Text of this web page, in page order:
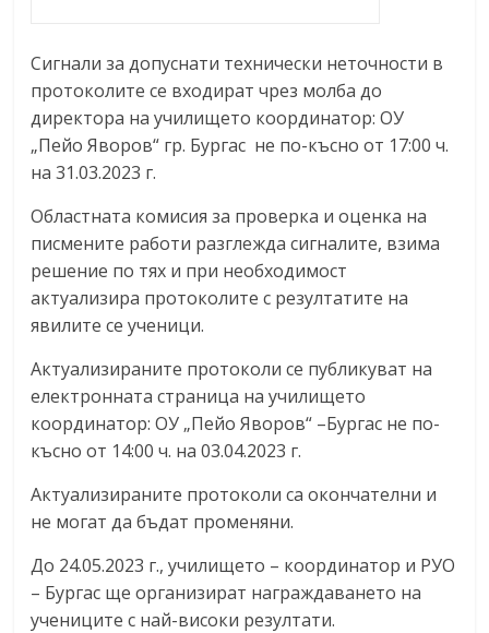
Сигнали за допуснати технически неточности в
протоколите се входират чрез молба до
директора на училището координатор: ОУ
„Пейо Яворов“ гр. Бургас не по-късно от 17:00 ч.
на 31.03.2023 г.
Областната комисия за проверка и оценка на
писмените работи разглежда сигналите, взима
решение по тях и при необходимост
актуализира протоколите с резултатите на
явилите се ученици.
Актуализираните протоколи се публикуват на
електронната страница на училището
координатор: ОУ „Пейо Яворов“ –Бургас не по-
късно от 14:00 ч. на 03.04.2023 г.
Актуализираните протоколи са окончателни и
не могат да бъдат променяни.
До 24.05.2023 г., училището – координатор и РУО
– Бургас ще организират награждаването на
учениците с най-високи резултати.